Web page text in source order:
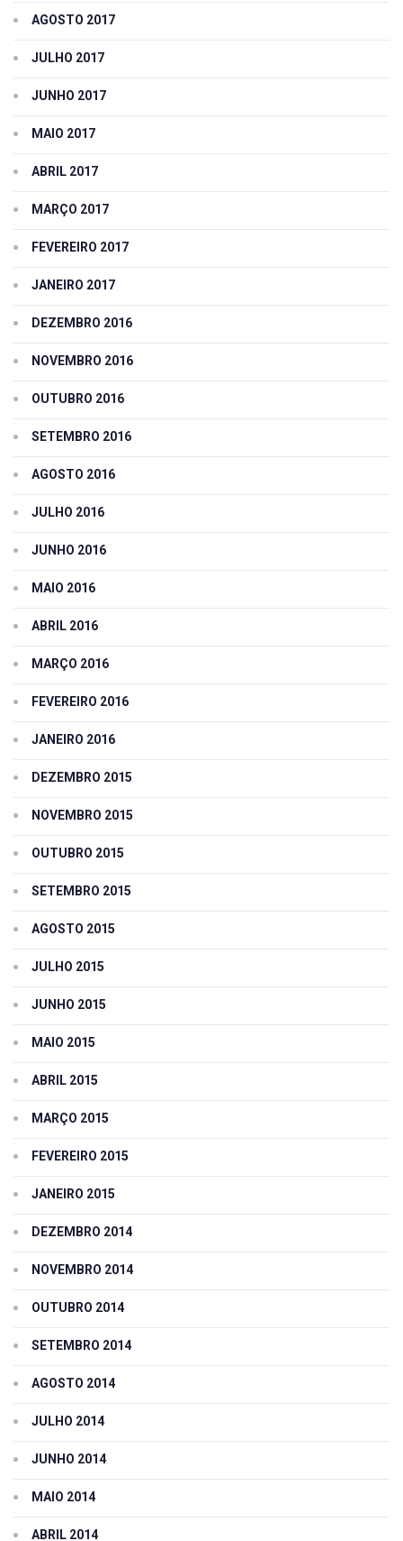
AGOSTO 2017
JULHO 2017
JUNHO 2017
MAIO 2017
ABRIL 2017
MARÇO 2017
FEVEREIRO 2017
JANEIRO 2017
DEZEMBRO 2016
NOVEMBRO 2016
OUTUBRO 2016
SETEMBRO 2016
AGOSTO 2016
JULHO 2016
JUNHO 2016
MAIO 2016
ABRIL 2016
MARÇO 2016
FEVEREIRO 2016
JANEIRO 2016
DEZEMBRO 2015
NOVEMBRO 2015
OUTUBRO 2015
SETEMBRO 2015
AGOSTO 2015
JULHO 2015
JUNHO 2015
MAIO 2015
ABRIL 2015
MARÇO 2015
FEVEREIRO 2015
JANEIRO 2015
DEZEMBRO 2014
NOVEMBRO 2014
OUTUBRO 2014
SETEMBRO 2014
AGOSTO 2014
JULHO 2014
JUNHO 2014
MAIO 2014
ABRIL 2014